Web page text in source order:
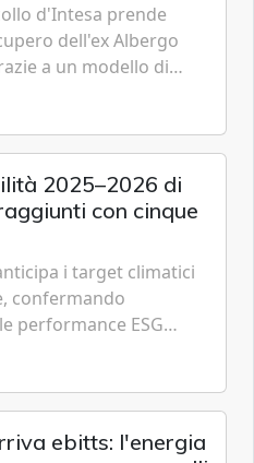
d'Intesa prende
dell'ex Albergo
a un modello di
e a una rete di
2025–2026 di
con cinque
i target climatici
confermando
performance ESG
e governance
ebitts: l'energia